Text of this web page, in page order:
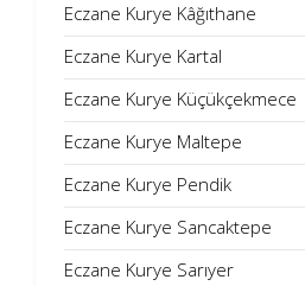
Eczane Kurye Kâğıthane
Eczane Kurye Kartal
Eczane Kurye Küçükçekmece
Eczane Kurye Maltepe
Eczane Kurye Pendik
Eczane Kurye Sancaktepe
Eczane Kurye Sarıyer